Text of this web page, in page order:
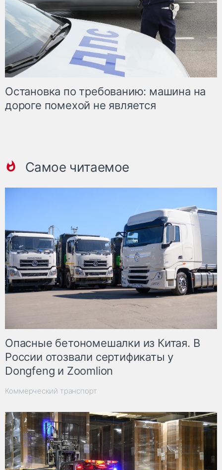
Остановка по требованию: машина на
дороге помехой не является
Самое читаемое
Опасные бетономешалки из Китая. В
России отозвали сертификаты у
Dongfeng и Zoomlion
Коммерческий транспорт